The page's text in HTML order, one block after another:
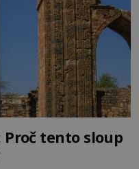
Proč tento sloup